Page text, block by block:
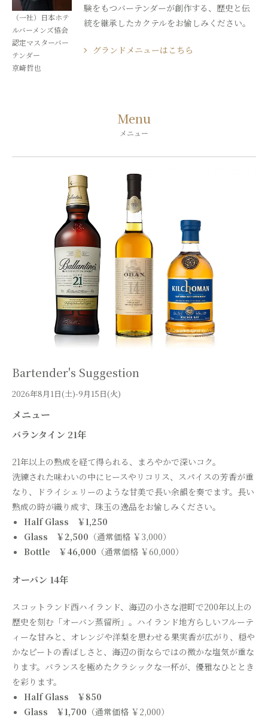
（一社）日本ホテ
ルバーメンズ協会
認定マスターバー
テンダー
京崎哲也
験をもつバーテンダーが創作する、 歴史と伝
統を継承したカクテルをお愉しみください。
グランドメニューはこちら
Menu
メニュー
Bartender's Suggestion
2026年8月1日(土)-9月15日(火)
メニュー
バランタイン 21年
21年以上の熟成を経て得られる、まろやかで深いコク。
洗練された味わいの中にヒースやリコリス、スパイスの芳香が重
なり、ドライシェリーのような甘美で長い余韻を奏でます。長い
熟成の時が織り成す、珠玉の逸品をお愉しみください。
Half Glass ￥1,250
Glass ￥2,500 （通常価格 ￥3,000）
Bottle ￥46,000 （通常価格 ￥60,000）
オーバン 14年
スコットランド西ハイランド、海辺の小さな港町で200年以上の
歴史を刻む「オーバン蒸留所」。ハイランド地方らしいフルーテ
ィーな甘みと、オレンジや洋梨を思わせる果実香が広がり、穏や
かなピートの香ばしさと、海辺の街ならではの微かな塩気が重な
ります。バランスを極めたクラシックな一杯が、優雅なひととき
を彩ります。
Half Glass ￥850
Glass ￥1,700 （通常価格 ￥2,000）